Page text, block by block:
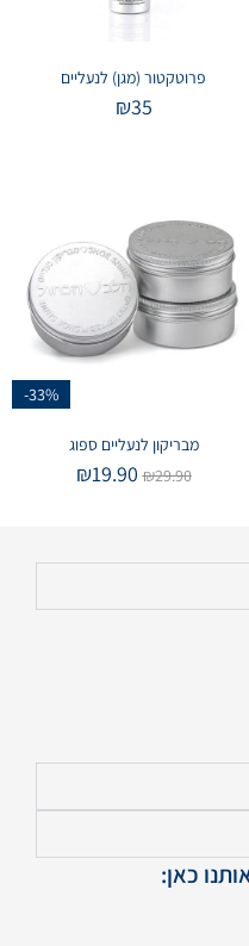
פרוטקטור (מגן) לנעליים
₪35
-33%
מבריקון לנעליים ספוג
₪29.90
₪19.90
כאן: